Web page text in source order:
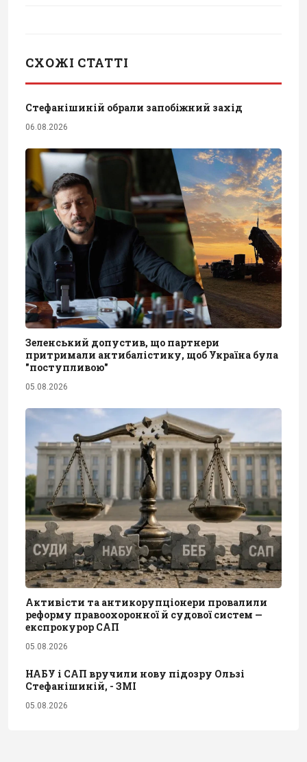
СХОЖІ СТАТТІ
Стефанішиній обрали запобіжний захід
06.08.2026
Зеленський допустив, що партнери
притримали антибалістику, щоб Україна була
"поступливою"
05.08.2026
Активісти та антикорупціонери провалили
реформу правоохоронної й судової систем —
експрокурор САП
05.08.2026
НАБУ і САП вручили нову підозру Ользі
Стефанішиній, - ЗМІ
05.08.2026